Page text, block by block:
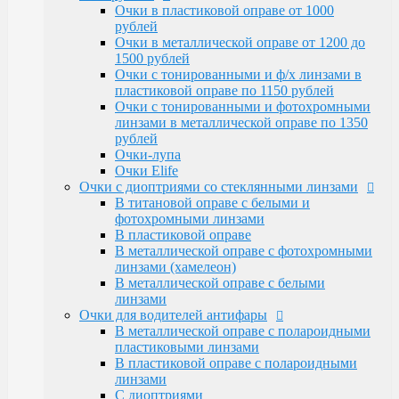
Очки Elife
Очки с диоптриями со стеклянными линзами
В титановой оправе с белыми и
фотохромными линзами
В пластиковой оправе
В металлической оправе с фотохромными
линзами (хамелеон)
В металлической оправе с белыми линзами
Очки для водителей антифары
В металлической оправе с полароидными
пластиковыми линзами
В пластиковой оправе с полароидными
линзами
С диоптриями
Очки для компьютера
В пластиковой оправе с полимерными
линзами
В металлической оправе
Тренажерные очки
В пластиковой оправе
В металлической оправе
Очки глаукомные
Очки Эксклюзивные Ricardi от 15000
Бренд оправы
Очки в пластиковой оправе от 1000
рублей
Очки в металлической оправе от 1200 до
1500 рублей
Очки с тонированными и ф/х линзами в
пластиковой оправе по 1150 рублей
Очки с тонированными и фотохромными
линзами в металлической оправе по 1350
рублей
Очки-лупа
Очки Elife
Очки с диоптриями со стеклянными линзами
В титановой оправе с белыми и
фотохромными линзами
В пластиковой оправе
В металлической оправе с фотохромными
линзами (хамелеон)
В металлической оправе с белыми
линзами
Очки для водителей антифары
В металлической оправе с полароидными
пластиковыми линзами
В пластиковой оправе с полароидными
линзами
С диоптриями